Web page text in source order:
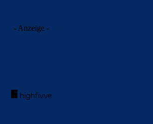
- Anzeige -